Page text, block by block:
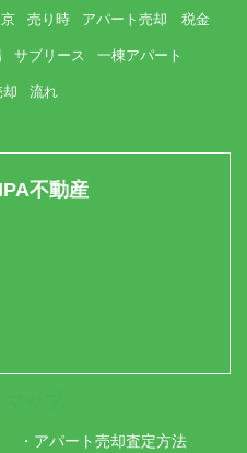
売り時 アパート売却 税金
サブリース 一棟アパート
流れ
不動産
・アパート売却査定方法